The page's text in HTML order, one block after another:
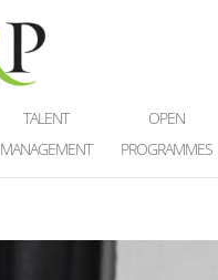
TALENT
MANAGEMENT
OPEN
PROGRAMMES